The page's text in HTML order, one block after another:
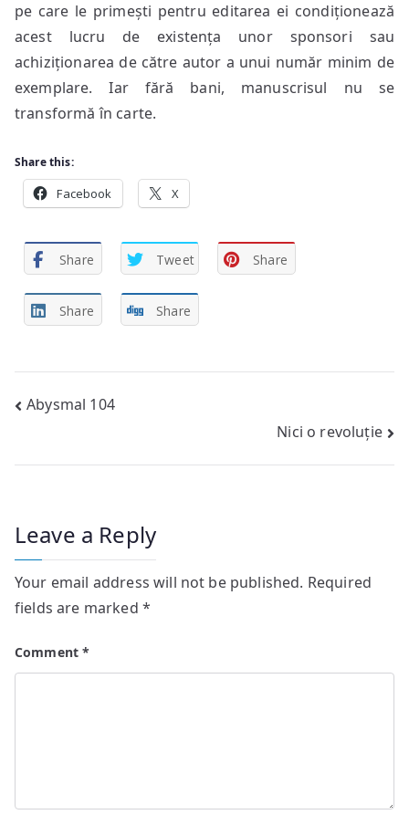
pe care le primești pentru editarea ei condiționează
acest lucru de existența unor sponsori sau
achiziționarea de către autor a unui număr minim de
exemplare. Iar fără bani, manuscrisul nu se
transformă în carte.
Share this:
Facebook X
Share Tweet Share
Share Share
Post
Abysmal 104
Nici o revoluție
Leave a Reply
Your email address will not be published. Required
fields are marked *
Comment*